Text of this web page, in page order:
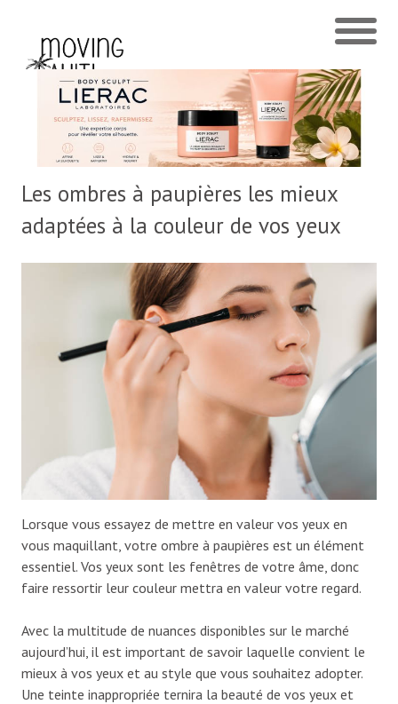
Les ombres à paupières les mieux
adaptées à la couleur de vos yeux
Lorsque vous essayez de mettre en valeur vos yeux en
vous maquillant, votre ombre à paupières est un élément
essentiel. Vos yeux sont les fenêtres de votre âme, donc
faire ressortir leur couleur mettra en valeur votre regard.
Avec la multitude de nuances disponibles sur le marché
aujourd’hui, il est important de savoir laquelle convient le
mieux à vos yeux et au style que vous souhaitez adopter.
Une teinte inappropriée ternira la beauté de vos yeux et